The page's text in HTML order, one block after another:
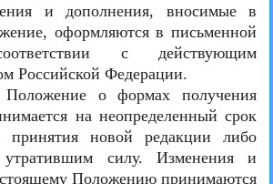
и дополнения, вносимые в
оформляются в письменной
с действующим
Российской Федерации.
о формах получения
на неопределенный срок
принятия новой редакции либо
утратившим силу. Изменения и
Положению принимаются